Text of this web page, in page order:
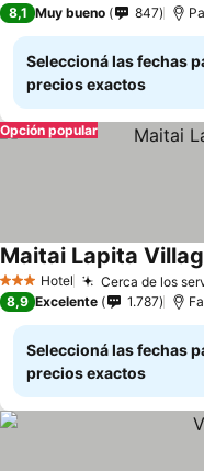
8,1 Muy bueno 847
Seleccioná las fechas
precios exactos
Opción popular
3 Estrellas
Hotel Cerca de los
Maitai Lapita
8,9 Excelente 1.787
Seleccioná las fechas
precios exactos